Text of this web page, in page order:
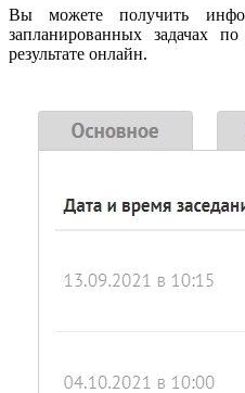
Вы можете получить
запланированных задачах
результате онлайн.